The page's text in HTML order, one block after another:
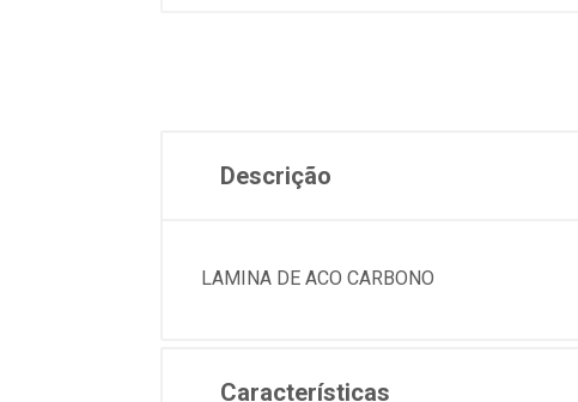
Descrição
LAMINA DE ACO CARBONO
Características